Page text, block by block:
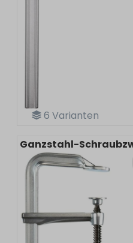
6 Varianten
Ganzstahl-